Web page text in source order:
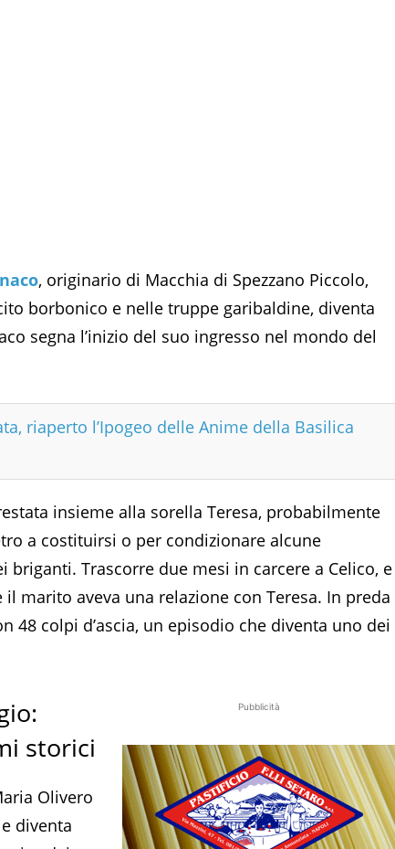
, originario di Macchia di Spezzano Piccolo,
borbonico e nelle truppe garibaldine, diventa
segna l’inizio del suo ingresso nel mondo del
riaperto l’Ipogeo delle Anime della Basilica
insieme alla sorella Teresa, probabilmente
a costituirsi o per condizionare alcune
Trascorre due mesi in carcere a Celico, e
marito aveva una relazione con Teresa. In preda
48 colpi d’ascia, un episodio che diventa uno dei
Pubblicità
storici
Olivero
diventa